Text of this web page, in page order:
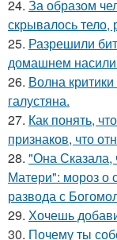
24. За образом
скрывалось тело,
25. Разрешили
домашнем
26. Волна
галустяна.
27. Как понять,
признаков, что
28. "Она Сказала,
Матери": мороз о
развода с
29. Хочешь
30. Почему ты